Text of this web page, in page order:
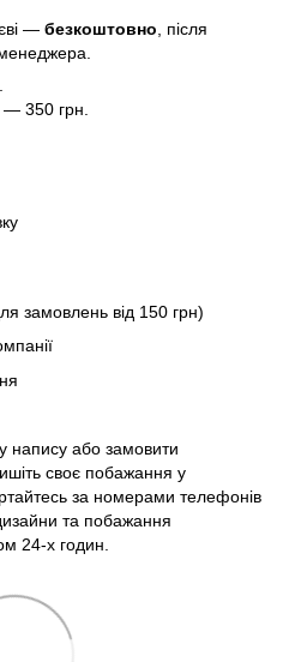
— безкоштовно
після
— 350 грн.
замовлень від 150 грн)
напису або замовити
своє побажання у
за номерами телефонів
та побажання
24-х годин.